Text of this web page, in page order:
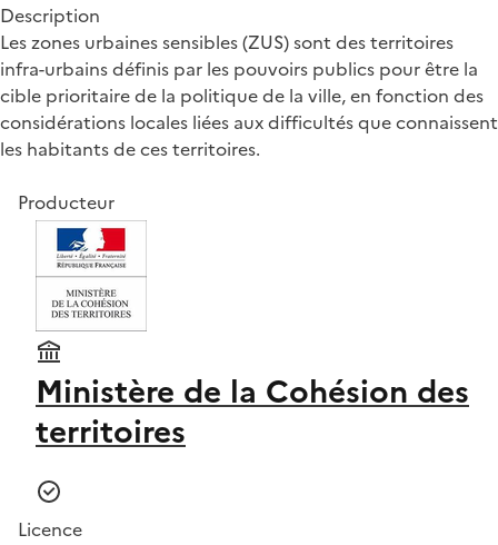
Description
Les zones urbaines sensibles (ZUS) sont des territoires
infra-urbains définis par les pouvoirs publics pour être la
cible prioritaire de la politique de la ville, en fonction des
considérations locales liées aux difficultés que connaissent
les habitants de ces territoires.
Producteur
Ministère de la Cohésion des
territoires
Licence